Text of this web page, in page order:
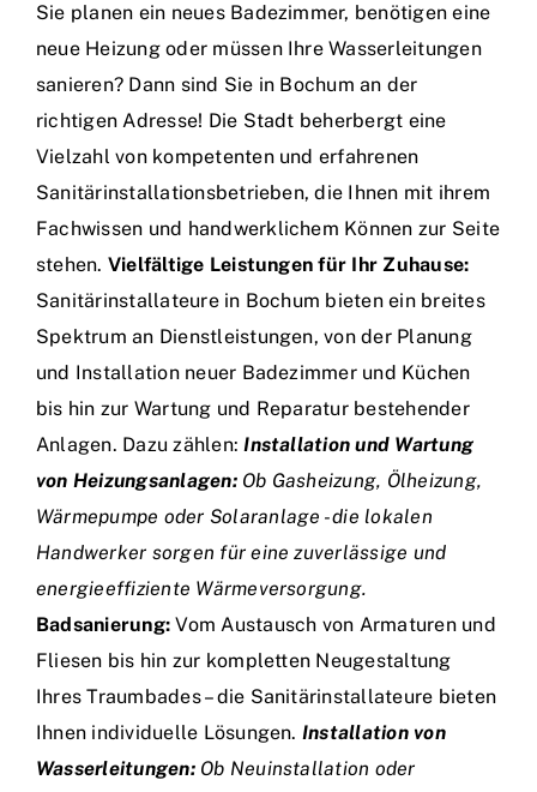
Sie planen ein neues Badezimmer, benötigen eine
neue Heizung oder müssen Ihre Wasserleitungen
sanieren? Dann sind Sie in Bochum an der
richtigen Adresse! Die Stadt beherbergt eine
Vielzahl von kompetenten und erfahrenen
Sanitärinstallationsbetrieben, die Ihnen mit ihrem
Fachwissen und handwerklichem Können zur Seite
stehen. Vielfältige Leistungen für Ihr Zuhause:
Sanitärinstallateure in Bochum bieten ein breites
Spektrum an Dienstleistungen, von der Planung
und Installation neuer Badezimmer und Küchen
bis hin zur Wartung und Reparatur bestehender
Anlagen. Dazu zählen:Installation und Wartung
von Heizungsanlagen:Ob Gasheizung, Ölheizung,
Wärmepumpe oder Solaranlage - die lokalen
Handwerker sorgen für eine zuverlässige und
energieeffiziente Wärmeversorgung.
Badsanierung: Vom Austausch von Armaturen und
Fliesen bis hin zur kompletten Neugestaltung
Ihres Traumbades – die Sanitärinstallateure bieten
Ihnen individuelle Lösungen. Installation von
Wasserleitungen:Ob Neuinstallation oder